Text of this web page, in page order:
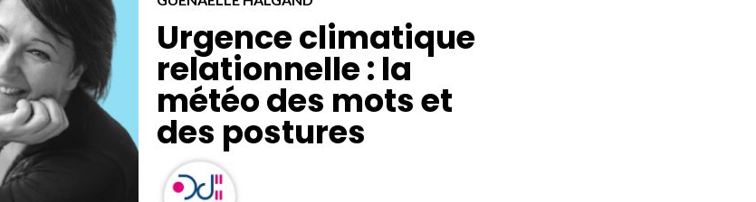
Urgence climatique
relationnelle : la
météo des mots et
des postures